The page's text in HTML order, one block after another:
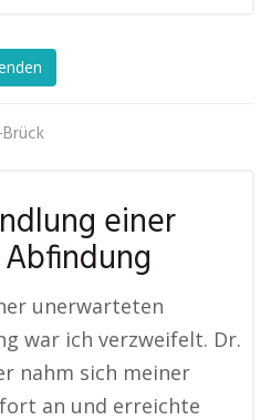
einer
unerwarteten
war ich verzweifelt. Dr.
nahm sich meiner
an und erreichte